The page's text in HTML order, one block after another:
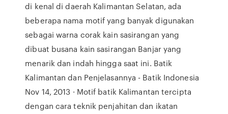
di kenal di daerah Kalimantan Selatan, ada
beberapa nama motif yang banyak digunakan
sebagai warna corak kain sasirangan yang
dibuat busana kain sasirangan Banjar yang
menarik dan indah hingga saat ini. Batik
Kalimantan dan Penjelasannya - Batik Indonesia
Nov 14, 2013 · Motif batik Kalimantan tercipta
dengan cara teknik penjahitan dan ikatan